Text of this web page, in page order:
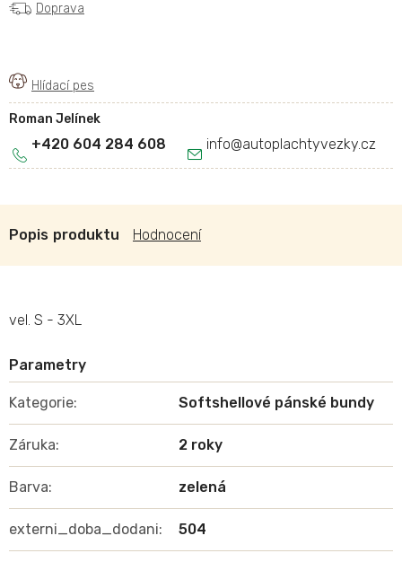
Roman Jelínek
info@autoplachtyvezky.cz
+420 604 284 608
Doprava
Popis Hodnocení
vel. S - 3XL
Kategorie: Softshellové pánské bundy
Záruka: 2 roky
Barva: zelená
externi_doba_dodani: 504